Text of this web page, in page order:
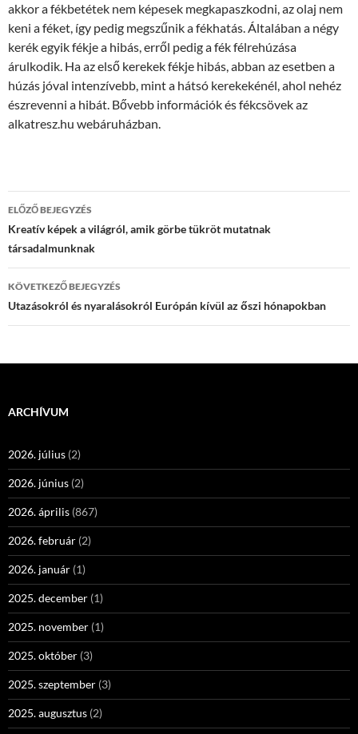
akkor a fékbetétek nem képesek megkapaszkodni, az olaj nem
keni a féket, így pedig megszűnik a fékhatás. Általában a négy
kerék egyik fékje a hibás, erről pedig a fék félrehúzása
árulkodik. Ha az első kerekek fékje hibás, abban az esetben a
húzás jóval intenzívebb, mint a hátsó kerekekénél, ahol nehéz
észrevenni a hibát. Bővebb információk és fékcsövek az
alkatresz.hu webáruházban.
Bejegyzések
navigációja
ELŐZŐ BEJEGYZÉS
Kreatív képek a világról, amik görbe tükröt mutatnak
társadalmunknak
KÖVETKEZŐ BEJEGYZÉS
Utazásokról és nyaralásokról Európán kívül az őszi hónapokban
ARCHÍVUM
2026. július (2)
2026. június (2)
2026. április (867)
2026. február (2)
2026. január (1)
2025. december (1)
2025. november (1)
2025. október (3)
2025. szeptember (3)
2025. augusztus (2)